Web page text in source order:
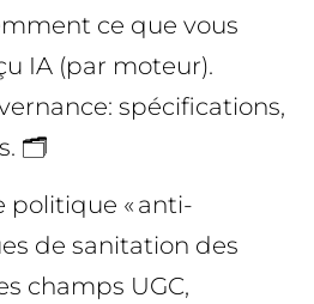
ce que vous
IA (par moteur).
spécifications,
🗂️
politique « anti-
de sanitation des
champs UGC,